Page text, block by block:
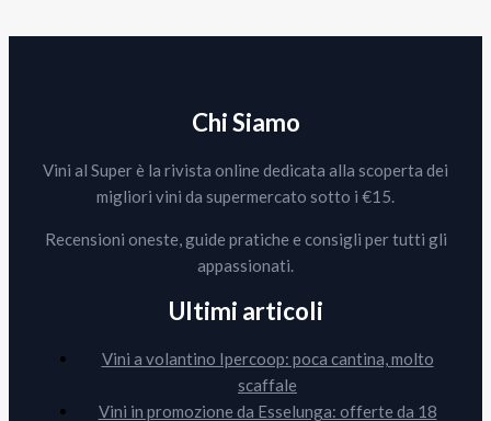
Chi Siamo
Vini al Super è la rivista online dedicata alla scoperta dei
migliori vini da supermercato sotto i €15.
Recensioni oneste, guide pratiche e consigli per tutti gli
appassionati.
Ultimi articoli
Vini a volantino Ipercoop: poca cantina, molto
scaffale
Vini in promozione da Esselunga: offerte da 18